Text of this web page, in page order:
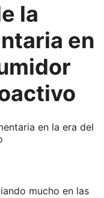
la
en
mucho en las